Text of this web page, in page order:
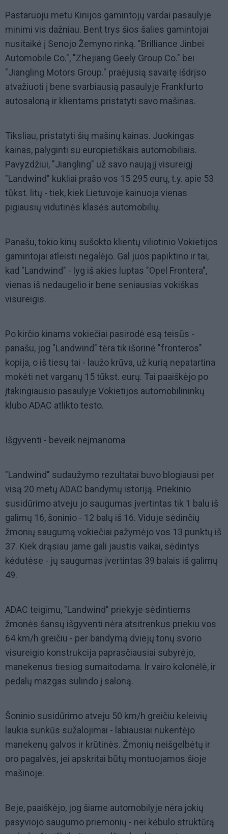
Pastaruoju metu Kinijos gamintojų vardai pasaulyje
minimi vis dažniau. Bent trys šios šalies gamintojai
nusitaikė į Senojo Žemyno rinką. "Brilliance Jinbei
Automobile Co.", "Zhejiang Geely Group Co." bei
"Jiangling Motors Group." praėjusią savaitę išdrįso
atvažiuoti į bene svarbiausią pasaulyje Frankfurto
autosaloną ir klientams pristatyti savo mašinas.
Tiksliau, pristatyti šių mašinų kainas. Juokingas
kainas, palyginti su europietiškais automobiliais.
Pavyzdžiui, "Jiangling" už savo naująjį visureigį
"Landwind" kukliai prašo vos 15 295 eurų, t.y. apie 53
tūkst. litų - tiek, kiek Lietuvoje kainuoja vienas
pigiausių vidutinės klasės automobilių.
Panašu, tokio kinų sušokto klientų viliotinio Vokietijos
gamintojai atleisti negalėjo. Gal juos papiktino ir tai,
kad "Landwind" - lyg iš akies luptas "Opel Frontera",
vienas iš nedaugelio ir bene seniausias vokiškas
visureigis.
Po kirčio kinams vokiečiai pasirodė esą teisūs -
panašu, jog "Landwind" tėra tik išorinė "fronteros"
kopija, o iš tiesų tai - laužo krūva, už kurią nepatartina
mokėti net varganų 15 tūkst. eurų. Tai paaiškėjo po
įtakingiausio pasaulyje Vokietijos automobilininkų
klubo ADAC atlikto testo.
Išgyventi - beveik neįmanoma
"Landwind" sudaužymo rezultatai buvo blogiausi per
visą 20 metų ADAC bandymų istoriją. Priekinio
susidūrimo atveju jo saugumas įvertintas tik 1 balu iš
galimų 16, šoninio - 12 balų iš 16. Viduje sėdinčių
žmonių saugumą vokiečiai pažymėjo vos 13 punktų iš
37. Kiek drąsiau jame gali jaustis vaikai, sėdintys
kėdutėse - jų saugumas įvertintas 39 balais iš galimų
49.
ADAC teigimu, "Landwind" priekyje sėdintiems
žmonės šansų išgyventi nėra atsitrenkus priekiu vos
64 km/h greičiu - per bandymą dviejų tonų svorio
visureigio konstrukcija paprasčiausiai subyrėjo,
manekenus tiesiog sumaitodama. Ir vairo kolonėlė, ir
pedalų mazgas sulindo į saloną.
Šoninio susidūrimo atveju 50 km/h greičiu keleivių
laukia sunkūs sužalojimai - labiausiai nukentėjo
manekenų galvos ir krūtinės. Žmonių neišgelbėtų ir
oro pagalvės, jei apskritai būtų montuojamos šioje
mašinoje.
Beje, paaiškėjo, jog šiame automobilyje nėra jokių
pasyviojo saugumo priemonių - nei kėbulo struktūrą